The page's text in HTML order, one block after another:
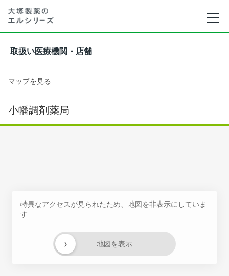
取扱い医療機関・店舗
マップを見る
小幡調剤薬局
特異なアクセスが見られたため、地図を非表示にしていま
す
地図を表示
›